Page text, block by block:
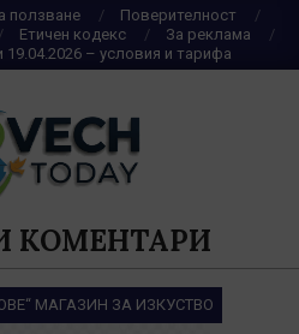
ползване
Поверителност
Етичен кодекс
За реклама
– условия и тарифа
КОМЕНТАРИ
МАГАЗИН ЗА ИЗКУСТВО